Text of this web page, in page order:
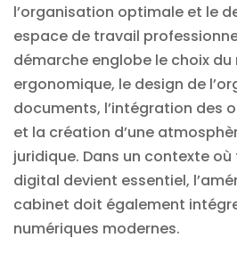
l’organisation optimale et le
espace de travail
démarche englobe le choix
ergonomique, le design de
documents, l’intégration des
et la création d’une
juridique. Dans un contexte où
digital devient essentiel,
cabinet doit également
numériques modernes.